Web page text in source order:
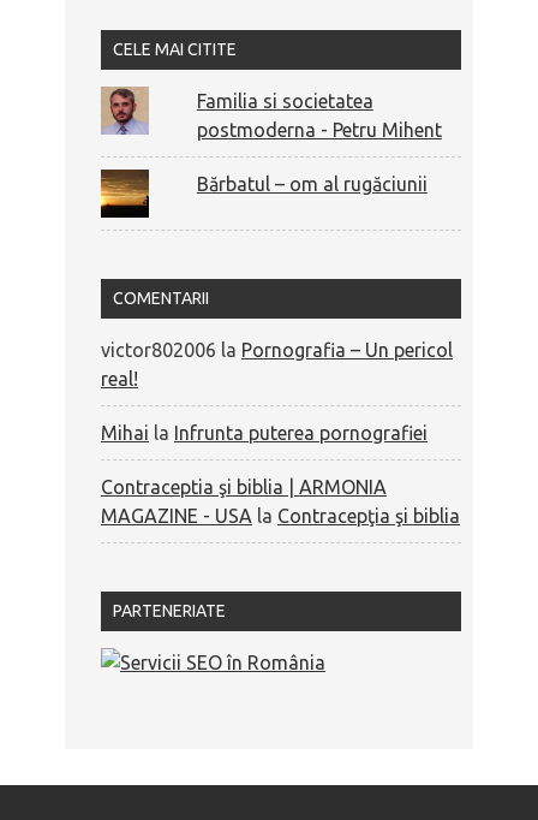
CELE MAI CITITE
Familia si societatea
postmoderna - Petru Mihent
Bărbatul – om al rugăciunii
COMENTARII
victor802006 la Pornografia – Un pericol
real!
Mihai la Infrunta puterea pornografiei
Contraceptia şi biblia | ARMONIA
MAGAZINE - USA la Contracepţia şi biblia
PARTENERIATE